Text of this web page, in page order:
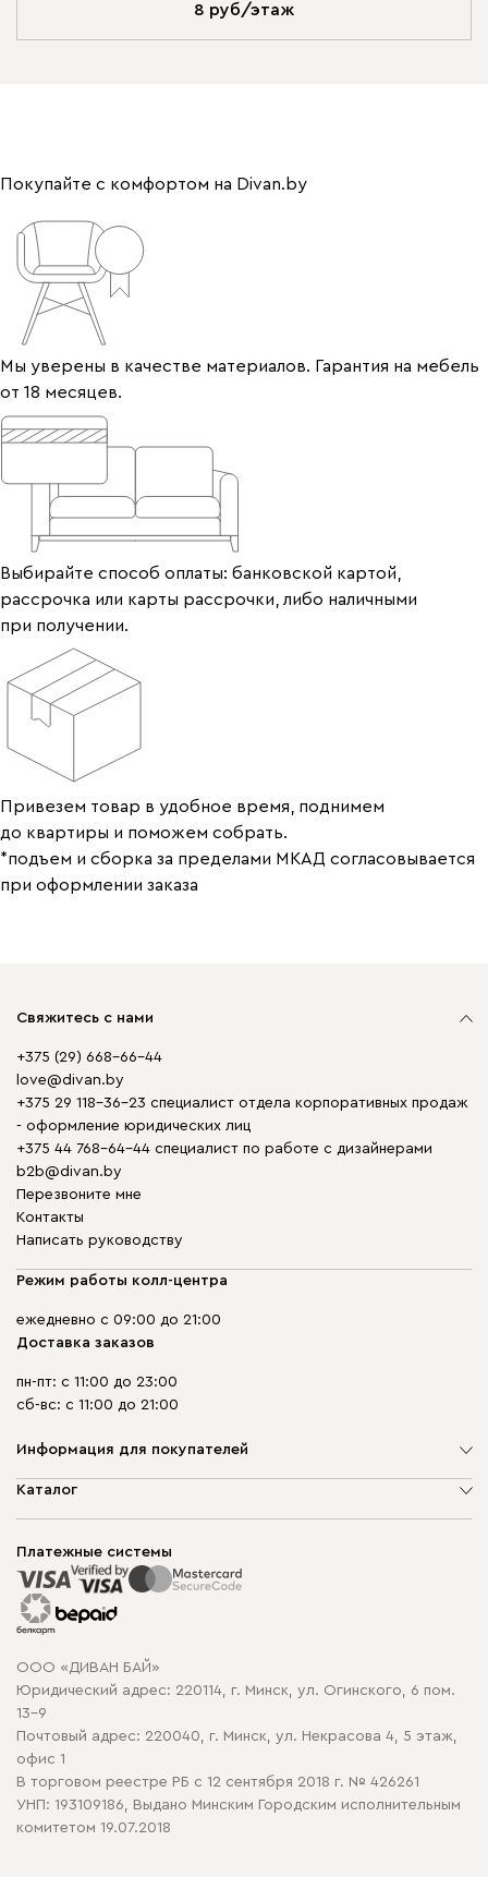
8 руб/этаж
Покупайте с комфортом на Divan.by
Мы уверены в качестве материалов. Гарантия на мебель
от 18 месяцев.
Выбирайте способ оплаты: банковской картой,
рассрочка или карты рассрочки, либо наличными
при получении.
Привезем товар в удобное время, поднимем
до квартиры и поможем собрать.
*подъем и сборка за пределами МКАД согласовывается
при оформлении заказа
Свяжитесь с нами
+375 (29) 668-66-44
love@divan.by
+375 29 118-36-23 специалист отдела корпоративных продаж
- оформление юридических лиц
+375 44 768-64-44 специалист по работе с дизайнерами
b2b@divan.by
Перезвоните мне
Контакты
Написать руководству
Режим работы колл-центра
ежедневно с 09:00 до 21:00
Доставка заказов
пн-пт: с 11:00 до 23:00
сб-вс: с 11:00 до 21:00
Информация для покупателей
О компании
Способы оплаты
Рассрочка и кредит
Гарантия
Карта сайта
Политика конфиденциальности
Политика в отношении обработки cookie
Каталог
Корпусная мебель
Распродажа мебели
Платежные системы
ООО «ДИВАН БАЙ»
Юридический адрес: 220114, г. Минск, ул. Огинского, 6 пом.
13-9
Почтовый адрес: 220040, г. Минск, ул. Некрасова 4, 5 этаж,
офис 1
В торговом реестре РБ с 12 сентября 2018 г. № 426261
УНП: 193109186, Выдано Минским Городским исполнительным
комитетом 19.07.2018